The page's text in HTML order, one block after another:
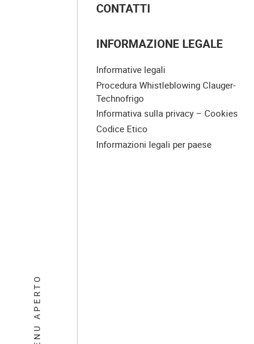
MENU APERTO
CONTATTI
INFORMAZIONE LEGALE
Informative legali
Procedura Whistleblowing Clauger-
Technofrigo
Informativa sulla privacy – Cookies
Codice Etico
Informazioni legali per paese